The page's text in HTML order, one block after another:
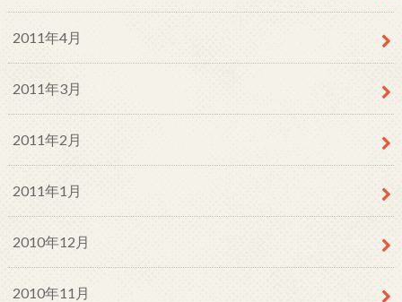
2011年4月
2011年3月
2011年2月
2011年1月
2010年12月
2010年11月